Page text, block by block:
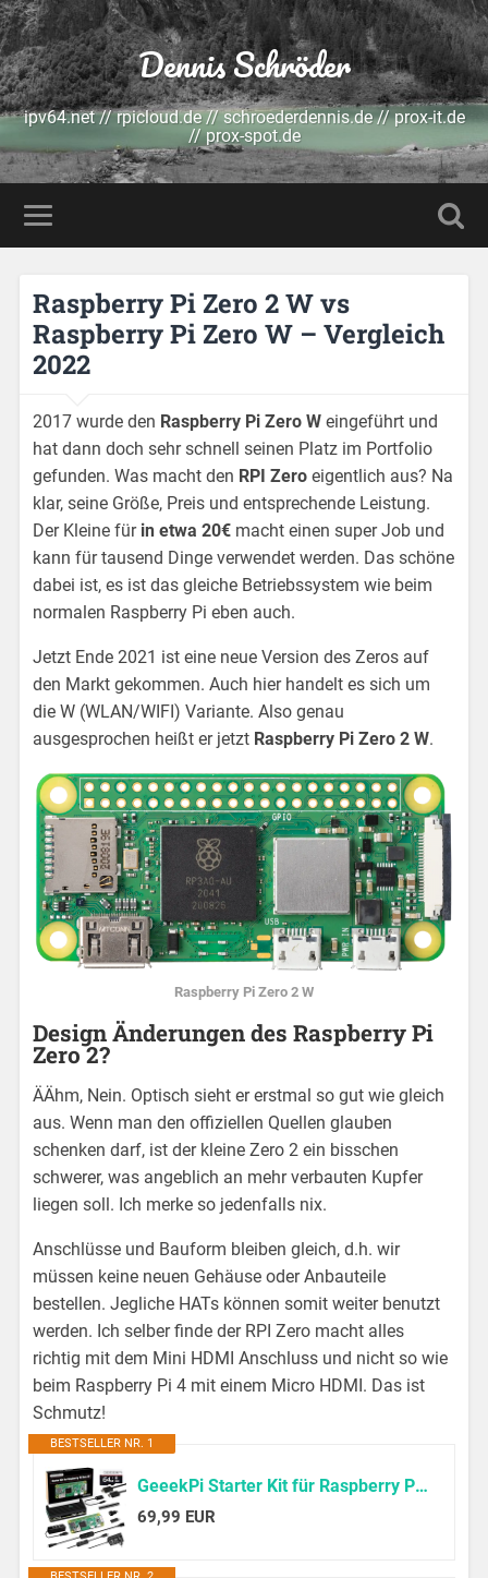
Dennis Schröder
ipv64.net // rpicloud.de // schroederdennis.de // prox-it.de
// prox-spot.de
Raspberry Pi Zero 2 W vs
Raspberry Pi Zero W – Vergleich
2022
2017 wurde den Raspberry Pi Zero W eingeführt und
hat dann doch sehr schnell seinen Platz im Portfolio
gefunden. Was macht den RPI Zero eigentlich aus? Na
klar, seine Größe, Preis und entsprechende Leistung.
Der Kleine für in etwa 20€ macht einen super Job und
kann für tausend Dinge verwendet werden. Das schöne
dabei ist, es ist das gleiche Betriebssystem wie beim
normalen Raspberry Pi eben auch.
Jetzt Ende 2021 ist eine neue Version des Zeros auf
den Markt gekommen. Auch hier handelt es sich um
die W (WLAN/WIFI) Variante. Also genau
ausgesprochen heißt er jetzt Raspberry Pi Zero 2 W.
Raspberry Pi Zero 2 W
Design Änderungen des Raspberry Pi
Zero 2?
ÄÄhm, Nein. Optisch sieht er erstmal so gut wie gleich
aus. Wenn man den offiziellen Quellen glauben
schenken darf, ist der kleine Zero 2 ein bisschen
schwerer, was angeblich an mehr verbauten Kupfer
liegen soll. Ich merke so jedenfalls nix.
Anschlüsse und Bauform bleiben gleich, d.h. wir
müssen keine neuen Gehäuse oder Anbauteile
bestellen. Jegliche HATs können somit weiter benutzt
werden. Ich selber finde der RPI Zero macht alles
richtig mit dem Mini HDMI Anschluss und nicht so wie
beim Raspberry Pi 4 mit einem Micro HDMI. Das ist
Schmutz!
BESTSELLER NR. 1
GeeekPi Starter Kit für Raspberry Pi Zero W, mit RPi Zero W Aluminum Gehäuse, 64GB SD Karte, Netzteil, 20Pin Header, Micro USB to OTG Adapter, HDMI Kabel, HDMI Adapter, Switch Kabel and 4 Port USB Hub
69,99 EUR